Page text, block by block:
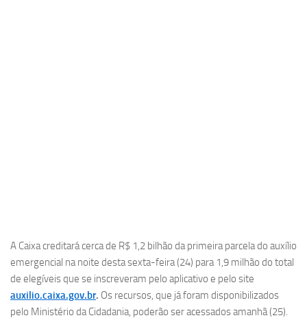
A Caixa creditará cerca de R$ 1,2 bilhão da primeira parcela do auxílio
emergencial na noite desta sexta-feira (24) para 1,9 milhão do total
de elegíveis que se inscreveram pelo aplicativo e pelo site
auxilio.caixa.gov.br. Os recursos, que já foram disponibilizados
pelo Ministério da Cidadania, poderão ser acessados amanhã (25).